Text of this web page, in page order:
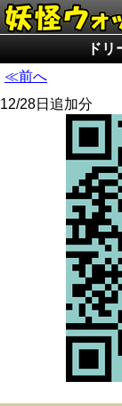
ド
≪前へ
12/28日追加分